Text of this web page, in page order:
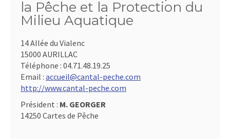
la Pêche et la Protection du
Milieu Aquatique
14 Allée du Vialenc
15000 AURILLAC
Téléphone : 04.71.48.19.25
Email : accueil@cantal-peche.com
http://www.cantal-peche.com
Président : M. GEORGER
14250 Cartes de Pêche